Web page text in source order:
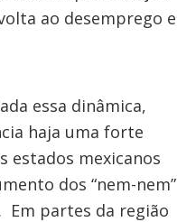
ao desemprego e
essa dinâmica,
haja uma forte
estados mexicanos
dos “nem-nem”
Em partes da região